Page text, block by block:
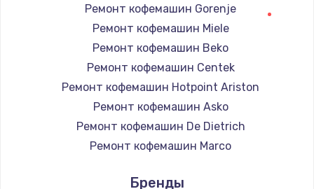
Ремонт электропроводки
820 руб.
Заказать
Замена панели управления
1240 руб.
Заказать
1450 руб.
Ремонт кофемашин Gorenje
Ремонт кофемашин Miele
Ремонт кофемашин Beko
Ремонт кофемашин Centek
Ремонт кофемашин Hotpoint Ariston
Ремонт кофемашин Asko
Ремонт кофемашин De Dietrich
Ремонт кофемашин Marco
Ремонт кофемашин Jura
Бренды